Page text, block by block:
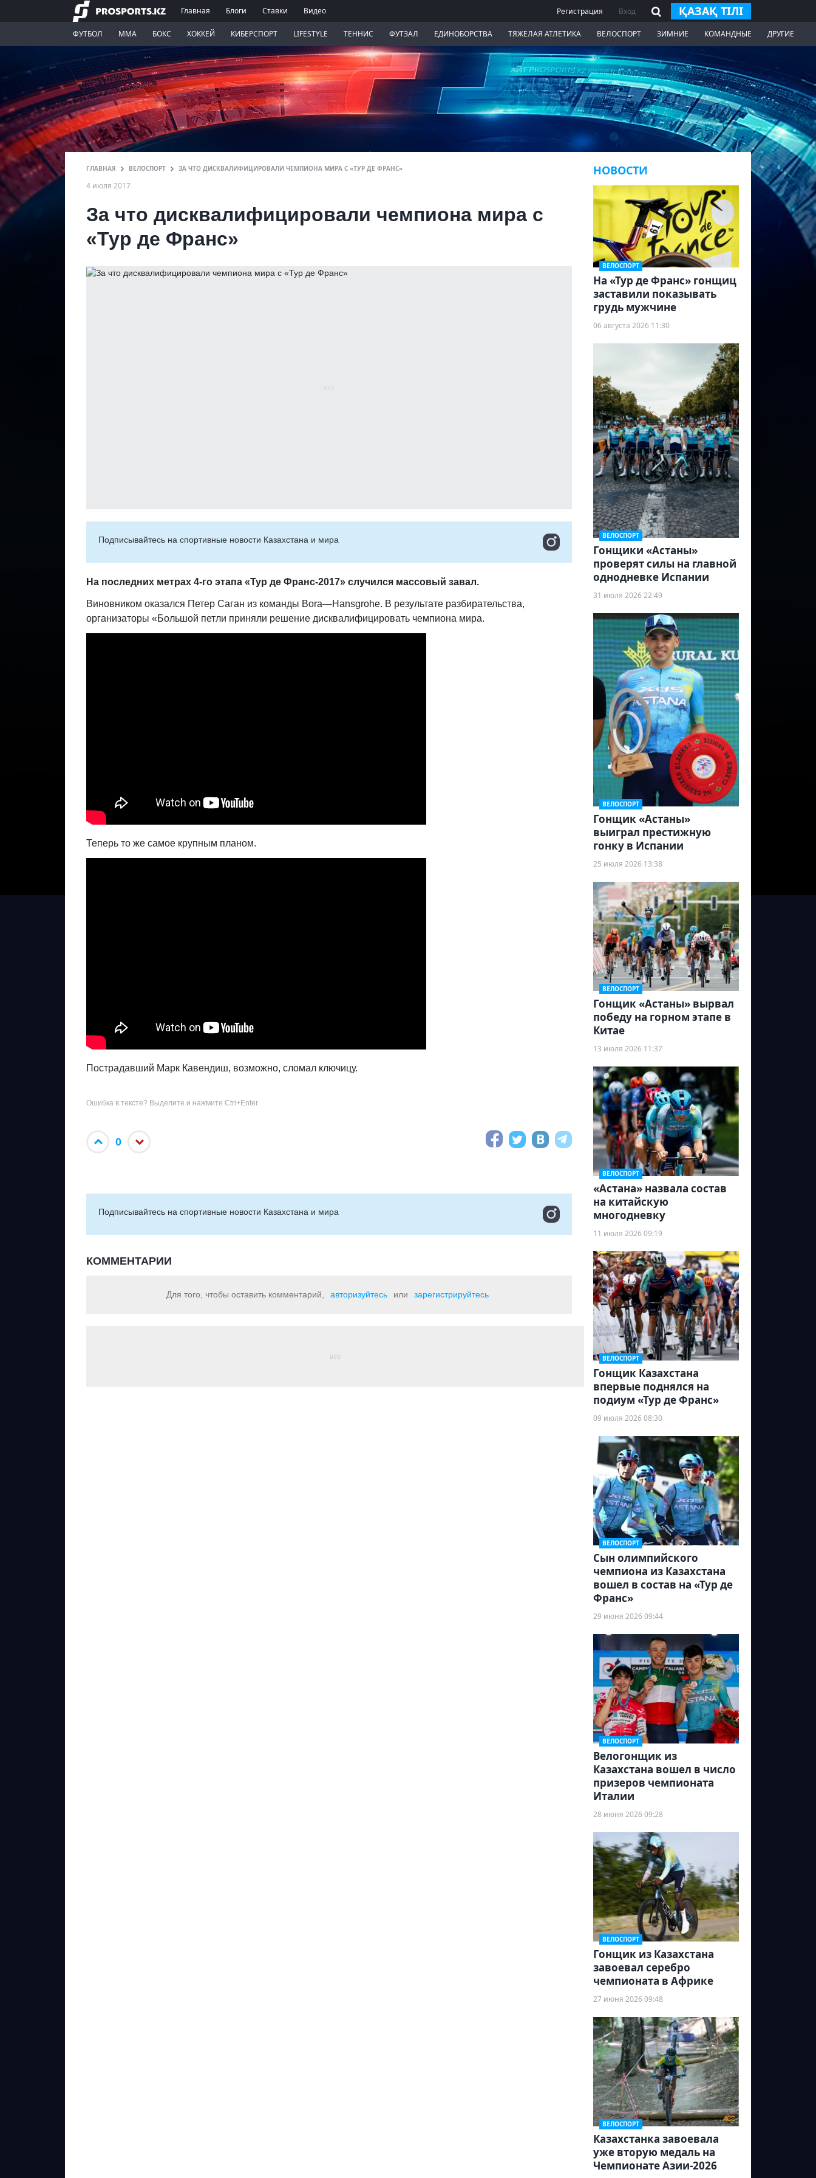
Главная Блоги Ставки Видео Регистрация Вход ҚАЗАҚ ТІЛІ
ФУТБОЛ ММА БОКС ХОККЕЙ КИБЕРСПОРТ LIFESTYLE ТЕННИС ФУТЗАЛ ЕДИНОБОРСТВА ТЯЖЕЛАЯ АТЛЕТИКА ВЕЛОСПОРТ ЗИМНИЕ КОМАНДНЫЕ ДРУГИЕ
ГЛАВНАЯ ВЕЛОСПОРТ ЗА ЧТО ДИСКВАЛИФИЦИРОВАЛИ ЧЕМПИОНА МИРА С «ТУР ДЕ ФРАНС»
4 июля 2017
За что дисквалифицировали чемпиона мира с
«Тур де Франс»
Подписывайтесь на cпортивные новости Казахстана и мира
На последних метрах 4-го этапа «Тур де Франс-2017» случился массовый завал.
Виновником оказался Петер Саган из команды Bora—Hansgrohe. В результате разбирательства,
организаторы «Большой петли приняли решение дисквалифицировать чемпиона мира.
Теперь то же самое крупным планом.
Пострадавший Марк Кавендиш, возможно, сломал ключицу.
Ошибка в тексте? Выделите и нажмите Ctrl+Enter
0
Подписывайтесь на cпортивные новости Казахстана и мира
КОММЕНТАРИИ
Для того, чтобы оставить комментарий, авторизуйтесь или зарегистрируйтесь
НОВОСТИ
ВЕЛОСПОРТ
На «Тур де Франс» гонщиц
заставили показывать
грудь мужчине
06 августа 2026 11:30
ВЕЛОСПОРТ
Гонщики «Астаны»
проверят силы на главной
однодневке Испании
31 июля 2026 22:49
ВЕЛОСПОРТ
Гонщик «Астаны»
выиграл престижную
гонку в Испании
25 июля 2026 13:38
ВЕЛОСПОРТ
Гонщик «Астаны» вырвал
победу на горном этапе в
Китае
13 июля 2026 11:37
ВЕЛОСПОРТ
«Астана» назвала состав
на китайскую
многодневку
11 июля 2026 09:19
ВЕЛОСПОРТ
Гонщик Казахстана
впервые поднялся на
подиум «Тур де Франс»
09 июля 2026 08:30
ВЕЛОСПОРТ
Сын олимпийского
чемпиона из Казахстана
вошел в состав на «Тур де
Франс»
29 июня 2026 09:44
ВЕЛОСПОРТ
Велогонщик из
Казахстана вошел в число
призеров чемпионата
Италии
28 июня 2026 09:28
ВЕЛОСПОРТ
Гонщик из Казахстана
завоевал серебро
чемпионата в Африке
27 июня 2026 09:48
ВЕЛОСПОРТ
Казахстанка завоевала
уже вторую медаль на
Чемпионате Азии-2026